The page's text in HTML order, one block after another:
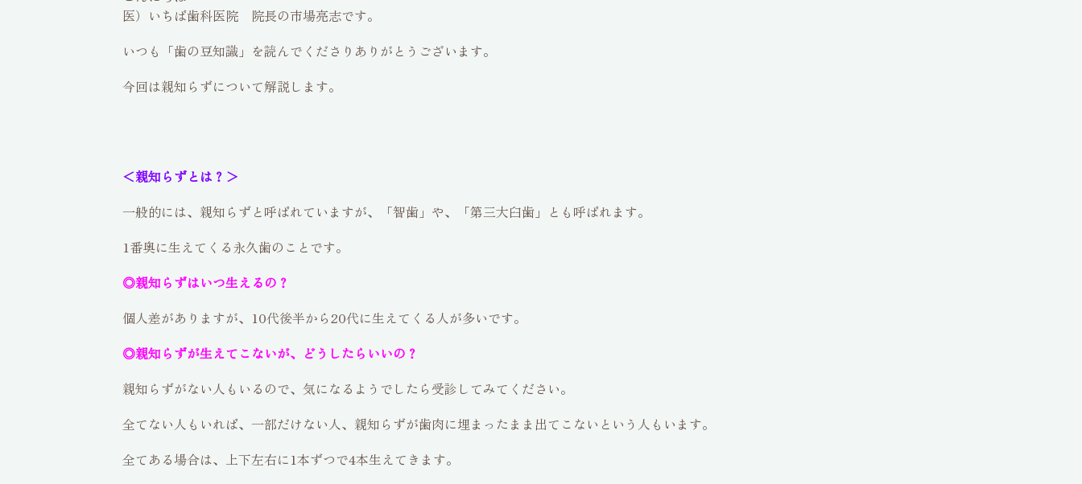
医）いちば歯科医院 院長の市場亮志です。
いつも「歯の豆知識」を読んでくださりありがとうございます。
今回は親知らずについて解説します。
＜親知らずとは？＞
一般的には、親知らずと呼ばれていますが、「智歯」や、「第三大臼歯」とも呼ばれます。
1番奥に生えてくる永久歯のことです。
◎親知らずはいつ生えるの？
個人差がありますが、10代後半から20代に生えてくる人が多いです。
◎親知らずが生えてこないが、どうしたらいいの？
親知らずがない人もいるので、気になるようでしたら受診してみてください。
全てない人もいれば、一部だけない人、親知らずが歯肉に埋まったまま出てこないという人もいます。
全てある場合は、上下左右に1本ずつで4本生えてきます。